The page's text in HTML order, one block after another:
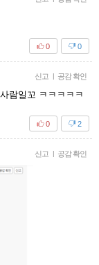
0
0
신고 | 공감 확인
람일꼬 ㅋㅋㅋㅋㅋ
2
0
신고 | 공감 확인